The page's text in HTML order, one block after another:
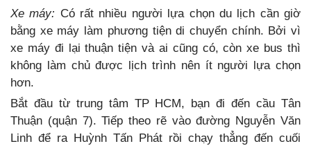
Xe máy: Có rất nhiều người lựa chọn du lịch cần giờ
bằng xe máy làm phương tiện di chuyển chính. Bởi vì
xe máy đi lại thuận tiện và ai cũng có, còn xe bus thì
không làm chủ được lịch trình nên ít người lựa chọn
hơn.
Bắt đầu từ trung tâm TP HCM, bạn đi đến cầu Tân
Thuận (quận 7). Tiếp theo rẽ vào đường Nguyễn Văn
Linh để ra Huỳnh Tấn Phát rồi chạy thẳng đến cuối